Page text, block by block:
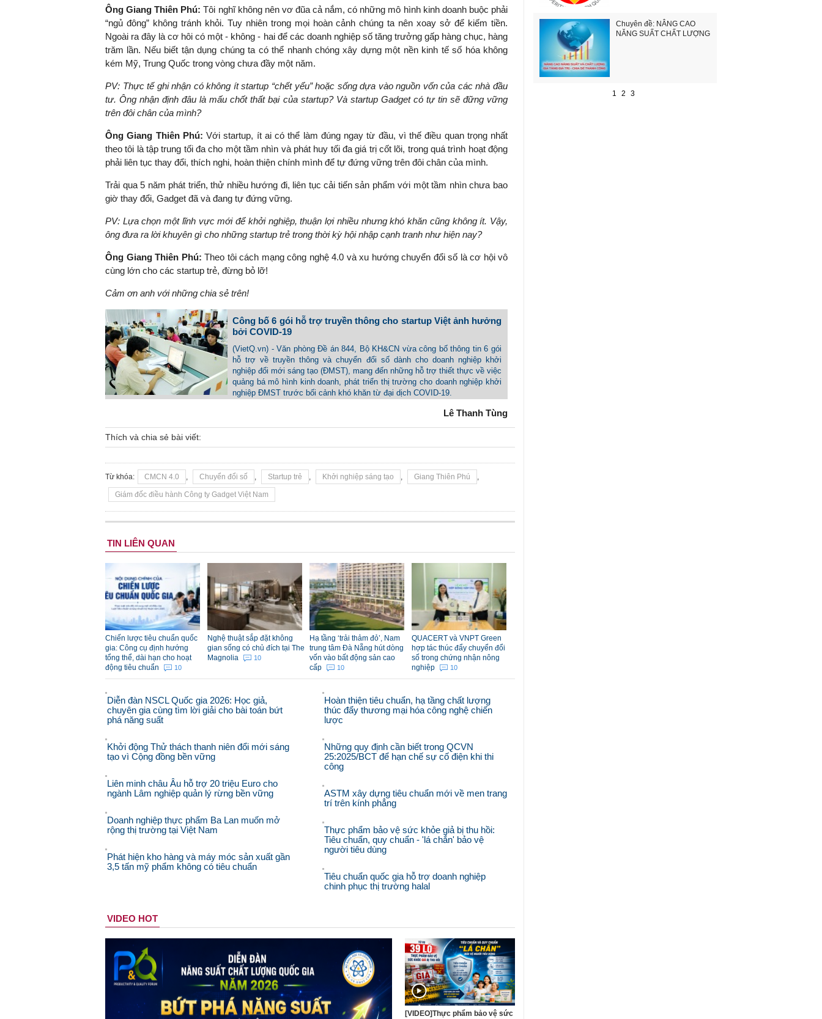
Ông Giang Thiên Phú: Tôi nghĩ không nên vơ đũa cả nắm, có những mô hình kinh doanh buộc phải
“ngủ đông” không tránh khỏi. Tuy nhiên trong mọi hoàn cảnh chúng ta nên xoay sở để kiếm tiền.
Ngoài ra đây là cơ hôi có một - không - hai để các doanh nghiệp số tăng trưởng gấp hàng chục, hàng
trăm lần. Nếu biết tận dụng chúng ta có thể nhanh chóng xây dựng một nền kinh tế số hóa không
kém Mỹ, Trung Quốc trong vòng chưa đầy một năm.
PV: Thực tế ghi nhận có không ít startup “chết yểu” hoặc sống dựa vào nguồn vốn của các nhà đầu
tư. Ông nhận định đâu là mấu chốt thất bại của startup? Và startup Gadget có tự tin sẽ đững vững
trên đôi chân của mình?
Ông Giang Thiên Phú: Với startup, ít ai có thể làm đúng ngay từ đầu, vì thế điều quan trọng nhất
theo tôi là tập trung tối đa cho một tầm nhìn và phát huy tối đa giá trị cốt lõi, trong quá trình hoạt động
phải liên tục thay đổi, thích nghi, hoàn thiện chính mình để tự đứng vững trên đôi chân của mình.
Trải qua 5 năm phát triển, thử nhiều hướng đi, liên tục cải tiến sản phẩm với một tầm nhìn chưa bao
giờ thay đổi, Gadget đã và đang tự đứng vững.
PV: Lựa chọn một lĩnh vực mới để khởi nghiệp, thuận lợi nhiều nhưng khó khăn cũng không ít. Vậy,
ông đưa ra lời khuyên gì cho những startup trẻ trong thời kỳ hội nhập cạnh tranh như hiện nay?
Ông Giang Thiên Phú: Theo tôi cách mạng công nghệ 4.0 và xu hướng chuyển đổi số là cơ hội vô
cùng lớn cho các startup trẻ, đừng bỏ lỡ!
Cảm ơn anh với những chia sẻ trên!
Công bố 6 gói hỗ trợ truyền thông cho startup Việt ảnh hưởng
bởi COVID-19
(VietQ.vn) - Văn phòng Đề án 844, Bộ KH&CN vừa công bố thông tin 6 gói
hỗ trợ về truyền thông và chuyển đổi số dành cho doanh nghiệp khởi
nghiệp đổi mới sáng tạo (ĐMST), mang đến những hỗ trợ thiết thực về việc
quảng bá mô hình kinh doanh, phát triển thị trường cho doanh nghiệp khởi
nghiệp ĐMST trước bối cảnh khó khăn từ đại dịch COVID-19.
Lê Thanh Tùng
Thích và chia sẻ bài viết:
Từ khóa: CMCN 4.0 , Chuyển đổi số , Startup trẻ , Khởi nghiệp sáng tạo , Giang Thiên Phú ,
Giám đốc điều hành Công ty Gadget Việt Nam
TIN LIÊN QUAN
Chiến lược tiêu chuẩn quốc
gia: Công cụ định hướng
tổng thể, dài hạn cho hoạt
động tiêu chuẩn
10
Nghệ thuật sắp đặt không
gian sống có chủ đích tại The
Magnolia
10
Hạ tầng ‘trải thảm đỏ’, Nam
trung tâm Đà Nẵng hút dòng
vốn vào bất động sản cao
cấp
10
QUACERT và VNPT Green
hợp tác thúc đẩy chuyển đổi
số trong chứng nhận nông
nghiệp
10
Diễn đàn NSCL Quốc gia 2026: Học giả,
chuyên gia cùng tìm lời giải cho bài toán bứt
phá năng suất
Khởi động Thử thách thanh niên đổi mới sáng
tạo vì Cộng đồng bền vững
Liên minh châu Âu hỗ trợ 20 triệu Euro cho
ngành Lâm nghiệp quản lý rừng bền vững
Doanh nghiệp thực phẩm Ba Lan muốn mở
rộng thị trường tại Việt Nam
Phát hiện kho hàng và máy móc sản xuất gần
3,5 tấn mỹ phẩm không có tiêu chuẩn
Hoàn thiện tiêu chuẩn, hạ tầng chất lượng
thúc đẩy thương mại hóa công nghệ chiến
lược
Những quy định cần biết trong QCVN
25:2025/BCT để hạn chế sự cố điện khi thi
công
ASTM xây dựng tiêu chuẩn mới về men trang
trí trên kính phẳng
Thực phẩm bảo vệ sức khỏe giả bị thu hồi:
Tiêu chuẩn, quy chuẩn - 'lá chắn' bảo vệ
người tiêu dùng
Tiêu chuẩn quốc gia hỗ trợ doanh nghiệp
chinh phục thị trường halal
VIDEO HOT
[VIDEO]Thực phẩm bảo vệ sức
Chuyên đề: NÂNG CAO
NĂNG SUẤT CHẤT LƯỢNG
1 2 3